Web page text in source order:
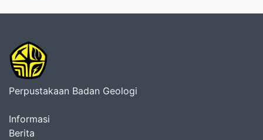
Perpustakaan Badan Geologi
Informasi
Berita